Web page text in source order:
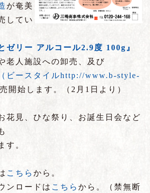
が奄美
してい
ゼリー アルコール2.9度 100g』
老人施設への卸売、及び
ビースタイルhttp://www.b-style-
開始します。（2月1日より）
花見、ひな祭り、お誕生日会など
す。
こちら から。
ンロードは こちら から。（禁無断